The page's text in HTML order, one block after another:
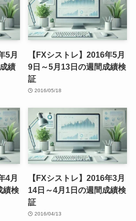
5月
績
【FXシストレ】2016年5月
9日～5月13日の週間成績検
証
2016/05/18
4月
績検
【FXシストレ】2016年3月
14日～4月1日の週間成績検
証
2016/04/13